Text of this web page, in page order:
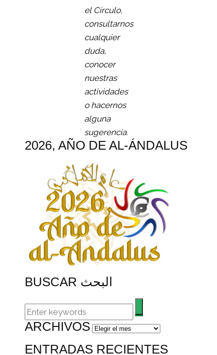
el Círculo,
consultarnos
cualquier
duda,
conocer
nuestras
actividades
o hacernos
alguna
sugerencia.
2026, AÑO DE AL-ÁNDALUS
BUSCAR البحث
ARCHIVOS Archivos
ENTRADAS RECIENTES